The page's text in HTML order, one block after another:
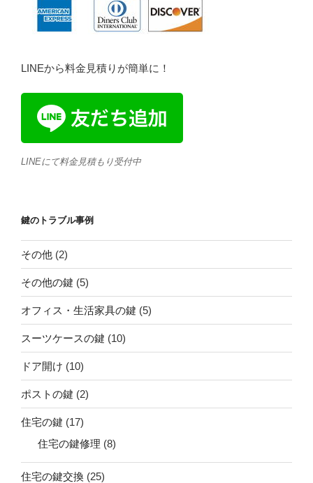
LINEから料金見積りが簡単に！
LINEにて料金見積もり受付中
鍵のトラブル事例
その他 (2)
その他の鍵 (5)
オフィス・生活家具の鍵 (5)
スーツケースの鍵 (10)
ドア開け (10)
ポストの鍵 (2)
住宅の鍵 (17)
住宅の鍵修理 (8)
住宅の鍵交換 (25)